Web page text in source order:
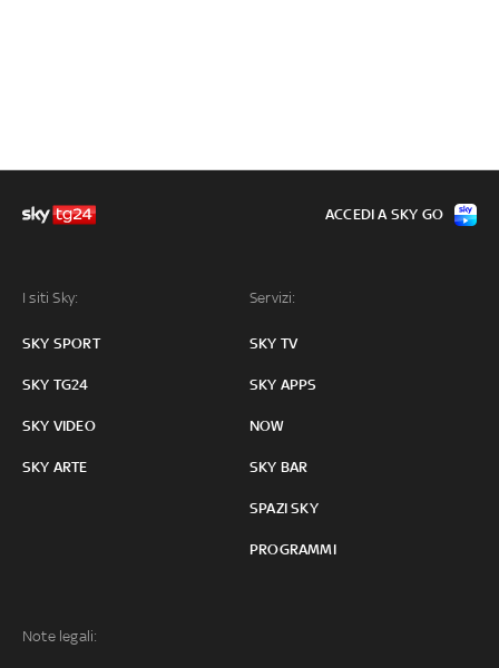
I siti Sky:
SKY SPORT
SKY TG24
SKY VIDEO
SKY ARTE
Servizi:
SKY TV
SKY APPS
NOW
SKY BAR
SPAZI SKY
PROGRAMMI
Note legali:
ACCEDI A SKY GO